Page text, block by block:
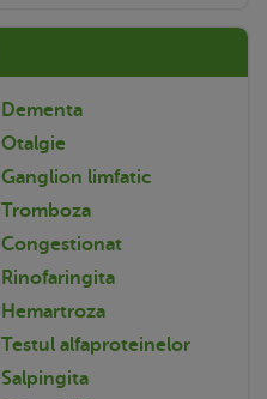
Dementa
Otalgie
Ganglion limfatic
Tromboza
Congestionat
Rinofaringita
Hemartroza
Testul alfaproteinelor
Salpingita